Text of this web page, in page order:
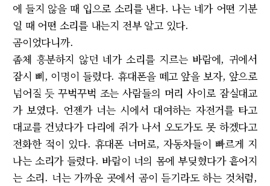
에 들지 않을 때 입으로 소리를 낸다. 나는 네가 어떤 기분
일 때 어떤 소리를 내는지 전부 알고 있다.
곰이었다니까.
좀체 흥분하지 않던 네가 소리를 지르는 바람에, 귀에서
잠시 삐, 이명이 들렸다. 휴대폰을 떼고 앞을 보자, 앞으로
넘어질 듯 꾸벅꾸벅 조는 사람들의 머리 사이로 잠실대교
가 보였다. 언젠가 너는 시에서 대여하는 자전거를 타고
대교를 건넜다가 다리에 쥐가 나서 오도가도 못 하겠다고
전화한 적이 있다. 휴대폰 너머로, 자동차들이 빠르게 지
나는 소리가 들렸다. 바람이 너의 몸에 부딪혔다가 흩어지
는 소리. 너는 가까운 곳에서 곰이 듣기라도 하는 것처럼,